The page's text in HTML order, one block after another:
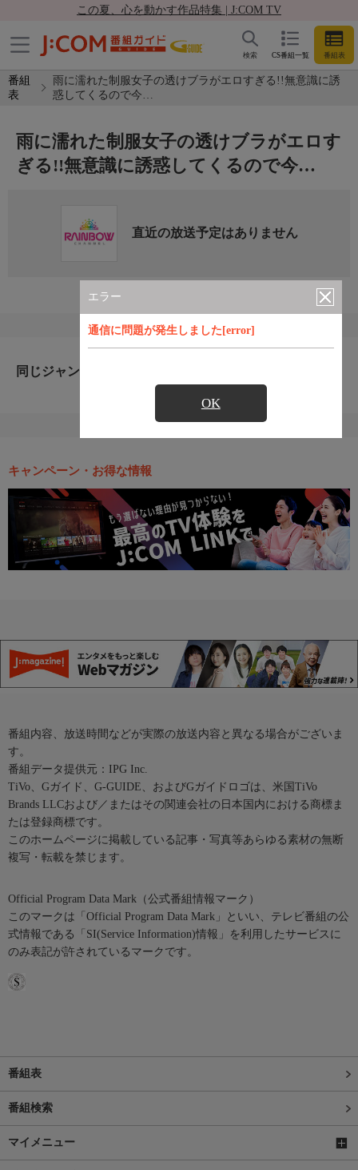
この夏、心を動かす作品特集 | J:COM TV
CS番組一覧 番組表
検索
番組
表
雨に濡れた制服女子の透けブラがエロすぎる!!無意識に誘
惑してくるので今…
エラー
通信に問題が発生しました[error]
OK
雨に濡れた制服女子の透けブラがエロす
ぎる!!無意識に誘惑してくるので今…
直近の放送予定はありません
同じジャンルのおすすめ番組
キャンペーン・お得な情報
番組内容、放送時間などが実際の放送内容と異なる場合がございま
す。
番組データ提供元：IPG Inc.
TiVo、Gガイド、G-GUIDE、およびGガイドロゴは、米国TiVo
Brands LLCおよび／またはその関連会社の日本国内における商標ま
たは登録商標です。
このホームページに掲載している記事・写真等あらゆる素材の無断
複写・転載を禁じます。
Official Program Data Mark（公式番組情報マーク）
このマークは「Official Program Data Mark」といい、テレビ番組の公
式情報である「SI(Service Information)情報」を利用したサービスに
のみ表記が許されているマークです。
番組表
番組検索
マイメニュー